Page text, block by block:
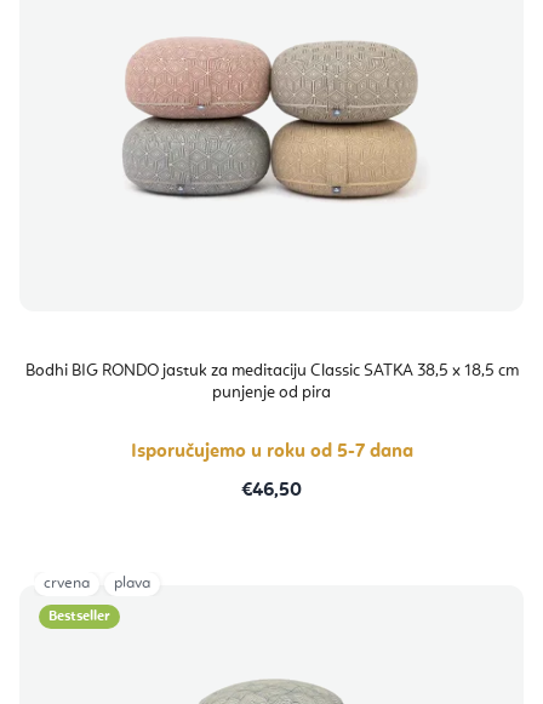
Bodhi BIG RONDO jastuk za meditaciju Classic SATKA 38,5 x 18,5 cm
punjenje od pira
Isporučujemo u roku od 5-7 dana
€46,50
Bestseller
crvena plava